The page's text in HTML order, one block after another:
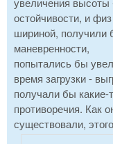
остойчивости, и
шириной,
маневренности,
попытались бы
время загрузки -
получали бы какие-
противоречия. Как
существовали,